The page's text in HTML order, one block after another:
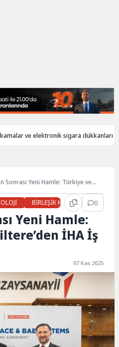
ve elektronik sigara dükkanları hala
Sonrası Yeni Hamle: Türkiye ve
BİRLEŞİK KRALLIK 0
Yeni Hamle:
İHA İş
07 Kas 2025